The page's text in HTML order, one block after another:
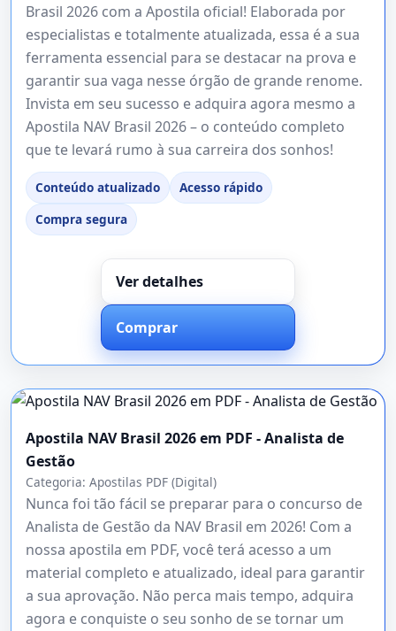
Brasil 2026 com a Apostila oficial! Elaborada por
especialistas e totalmente atualizada, essa é a sua
ferramenta essencial para se destacar na prova e
garantir sua vaga nesse órgão de grande renome.
Invista em seu sucesso e adquira agora mesmo a
Apostila NAV Brasil 2026 – o conteúdo completo
que te levará rumo à sua carreira dos sonhos!
Conteúdo atualizado
Acesso rápido
Compra segura
Ver detalhes
Comprar
Apostila NAV Brasil 2026 em PDF - Analista de
Gestão
Categoria: Apostilas PDF (Digital)
Nunca foi tão fácil se preparar para o concurso de
Analista de Gestão da NAV Brasil em 2026! Com a
nossa apostila em PDF, você terá acesso a um
material completo e atualizado, ideal para garantir
a sua aprovação. Não perca mais tempo, adquira
agora e conquiste o seu sonho de se tornar um